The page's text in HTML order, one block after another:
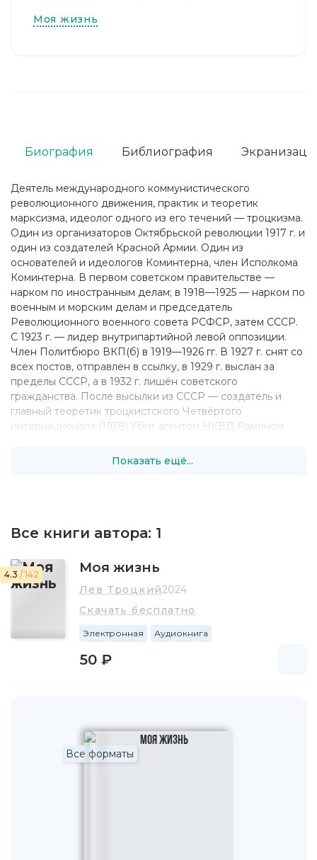
Моя жизнь
Деятель международного коммунистического
революционного движения, практик и теоретик
марксизма, идеолог одного из его течений — троцкизма.
Один из организаторов Октябрьской революции 1917 г. и
один из создателей Красной Армии. Один из
основателей и идеологов Коминтерна, член Исполкома
Коминтерна. В первом советском правительстве —
нарком по иностранным делам; в 1918—1925 — нарком по
военным и морским делам и председатель
Революционного военного совета РСФСР, затем СССР.
С 1923 г. — лидер внутрипартийной левой оппозиции.
Член Политбюро ВКП(б) в 1919—1926 гг. В 1927 г. снят со
всех постов, отправлен в ссылку, в 1929 г. выслан за
пределы СССР, а в 1932 г. лишён советского
гражданства. После высылки из СССР — создатель и
главный теоретик троцкистского Четвёртого
интернационала (1938).Убит агентом НКВД Рамоном
Показать ещё...
Биография Библиография
Все книги автора: 1
4.3 / 142 Моя жизнь
Лев Троцкий2024
Скачать бесплатно
Электронная Аудиокнига
50 ₽
Все форматы